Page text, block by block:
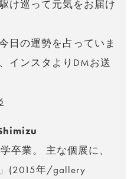
け巡って元気をお届け
日の運勢を占っていま
インスタよりDMお送
卒業。 主な個展に、
」(2015年/gallery